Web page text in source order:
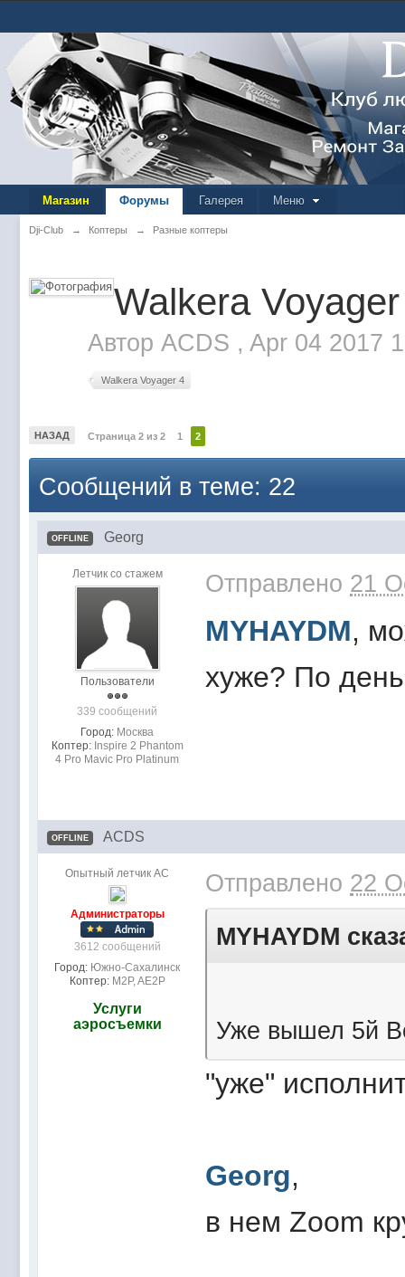
Магазин Форумы Галерея Меню
Dji-Club → Коптеры → Разные коптеры
Walkera
Автор ACDS , Apr 04 2017
Walkera Voyager 4
НАЗАД Страница 2 из 2 1 2
Сообщений в теме: 22
OFFLINE Georg
Летчик со стажем
Пользователи
339 сообщений
Город: Москва
Коптер: Inspire 2 Phantom
4 Pro Mavic Pro Platinum
Отправлено 21
MYHAYDM,
хуже? По
OFFLINE ACDS
Опытный летчик АС
Администраторы
3612 сообщений
Город: Южно-Сахалинск
Коптер: M2P, AE2P
Услуги
аэросъемки
Отправлено 22
MYHAYDM
Уже вышел 5й
"уже"
Georg,
в нем Zoom